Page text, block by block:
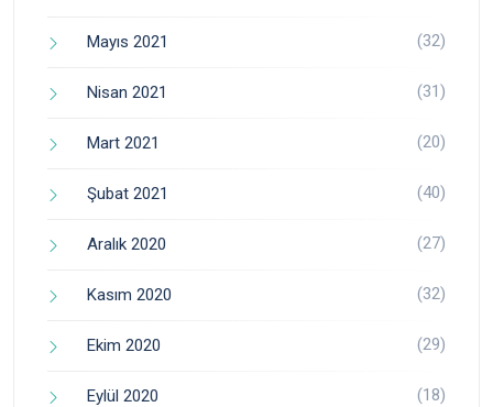
Mayıs 2021 (32)
Nisan 2021 (31)
Mart 2021 (20)
Şubat 2021 (40)
Aralık 2020 (27)
Kasım 2020 (32)
Ekim 2020 (29)
Eylül 2020 (18)